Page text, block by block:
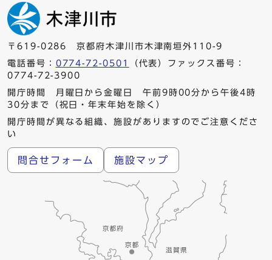
〒619-0286 京都府木津川市木津南垣外110-9
電話番号： 0774-72-0501
（代表）ファックス番号：
0774-72-3900
開庁時間 月曜日から金曜日 午前9時00分から午後4時
30分まで（祝日・年末年始を除く）
開庁時間が異なる組織、施設がありますのでご注意くださ
い
問合せフォーム 施設マップ